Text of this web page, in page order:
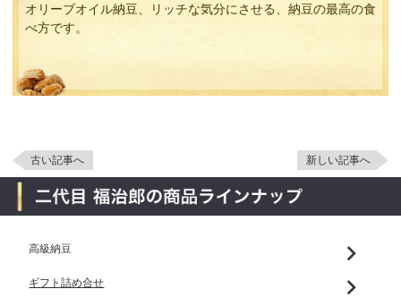
オリーブオイル納豆、リッチな気分にさせる、納豆の最高の食
べ方です。
古い記事へ 新しい記事へ
高級納豆
ギフト詰め合せ